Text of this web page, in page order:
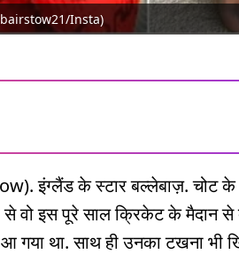
(jbairstow21/Insta)
इंग्लैंड के स्टार बल्लेबाज़. चोट
से वो इस पूरे साल क्रिकेट के मैदान
गया था. साथ ही उनका टखना भी